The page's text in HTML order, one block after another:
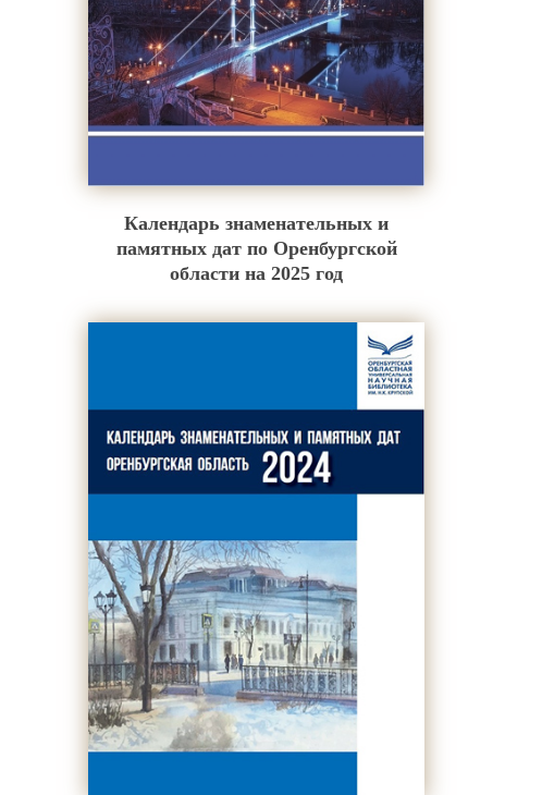
Календарь знаменательных и
памятных дат по Оренбургской
области на 2025 год